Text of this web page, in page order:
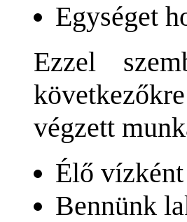
Egységet
Ezzel
végzett
Élő
Bennünk